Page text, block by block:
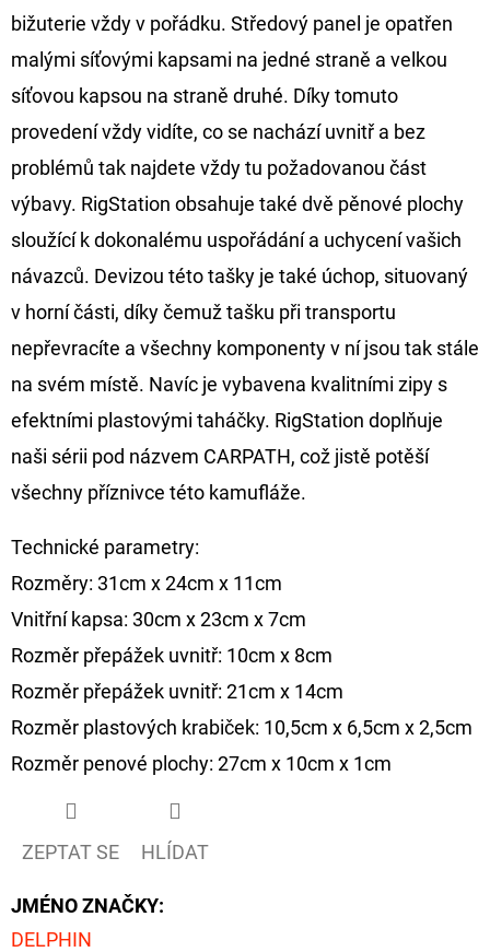
bižuterie vždy v pořádku. Středový panel je opatřen
malými síťovými kapsami na jedné straně a velkou
síťovou kapsou na straně druhé. Díky tomuto
provedení vždy vidíte, co se nachází uvnitř a bez
problémů tak najdete vždy tu požadovanou část
výbavy. RigStation obsahuje také dvě pěnové plochy
sloužící k dokonalému uspořádání a uchycení vašich
návazců. Devizou této tašky je také úchop, situovaný
v horní části, díky čemuž tašku při transportu
nepřevracíte a všechny komponenty v ní jsou tak stále
na svém místě. Navíc je vybavena kvalitními zipy s
efektními plastovými taháčky. RigStation doplňuje
naši sérii pod názvem CARPATH, což jistě potěší
všechny příznivce této kamufláže.
Technické parametry:
Rozměry: 31cm x 24cm x 11cm
Vnitřní kapsa: 30cm x 23cm x 7cm
Rozměr přepážek uvnitř: 10cm x 8cm
Rozměr přepážek uvnitř: 21cm x 14cm
Rozměr plastových krabiček: 10,5cm x 6,5cm x 2,5cm
Rozměr penové plochy: 27cm x 10cm x 1cm
ZEPTAT SE HLÍDAT
JMÉNO ZNAČKY:
DELPHIN
CYBERBARBED
OTVOREM
36
Původně:
Kč